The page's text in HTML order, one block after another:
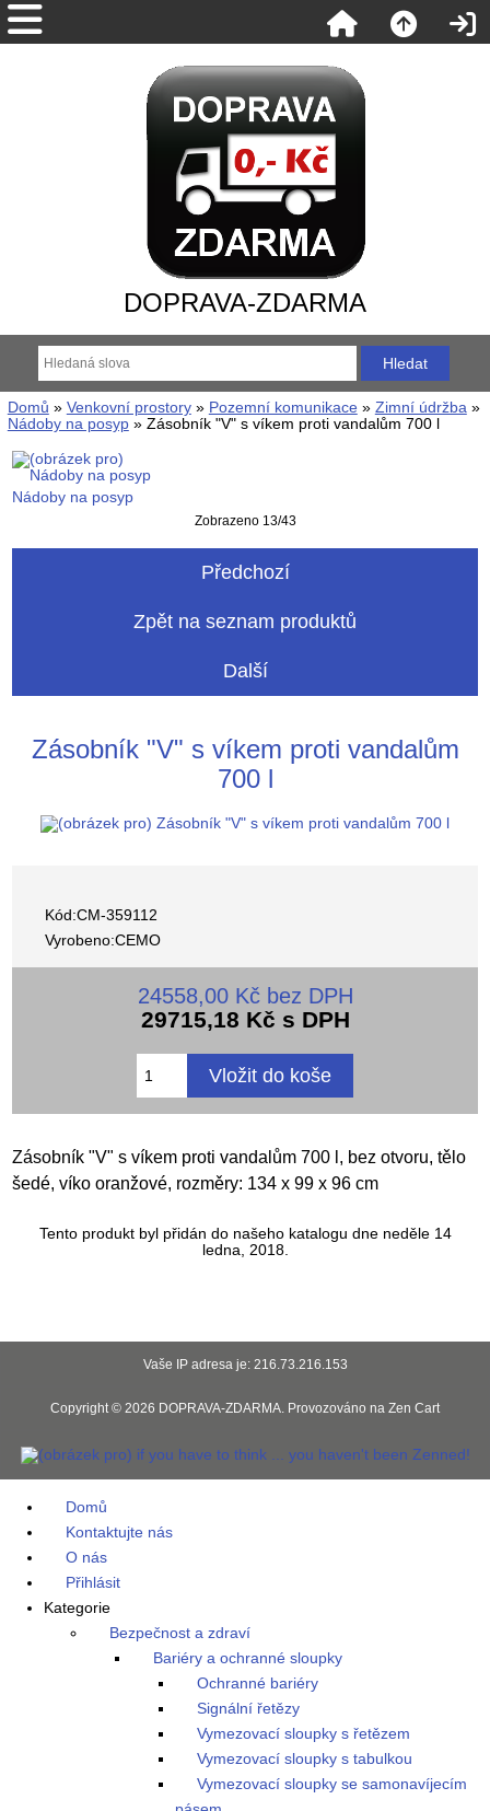
DOPRAVA-ZDARMA
Domů » Venkovní prostory» Pozemní komunikace» Zimní údržba »
Nádoby na posyp» Zásobník "V" s víkem proti vandalům 700 l
Nádoby na posyp
Zobrazeno 13/43
Předchozí
Zpět na seznam produktů
Další
Zásobník "V" s víkem proti vandalům
700 l
Kód:CM-359112
Vyrobeno:CEMO
24558,00 Kč bez DPH
29715,18 Kč s DPH
Zásobník "V" s víkem proti vandalům 700 l, bez otvoru, tělo
šedé, víko oranžové, rozměry: 134 x 99 x 96 cm
Tento produkt byl přidán do našeho katalogu dne neděle 14
ledna, 2018.
Vaše IP adresa je: 216.73.216.153
Copyright © 2026 DOPRAVA-ZDARMA. Provozováno na Zen Cart
Domů
Kontaktujte nás
O nás
Přihlásit
Kategorie
Bezpečnost a zdraví
Bariéry a ochranné sloupky
Ochranné bariéry
Signální řetězy
Vymezovací sloupky s řetězem
Vymezovací sloupky s tabulkou
Vymezovací sloupky se samonavíjecím